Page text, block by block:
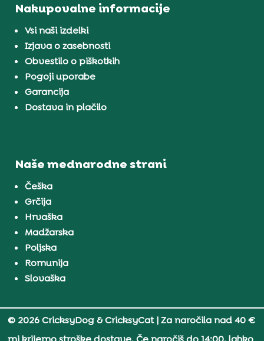
Nakupovalne informacije
Vsi naši izdelki
Izjava o zasebnosti
Obvestilo o piškotkih
Pogoji uporabe
Garancija
Dostava in plačilo
Naše mednarodne strani
Češka
Grčija
Hrvaška
Madžarska
Poljska
Romunija
Slovaška
© 2026 CricksyDog & CricksyCat| Za naročila nad 40 €